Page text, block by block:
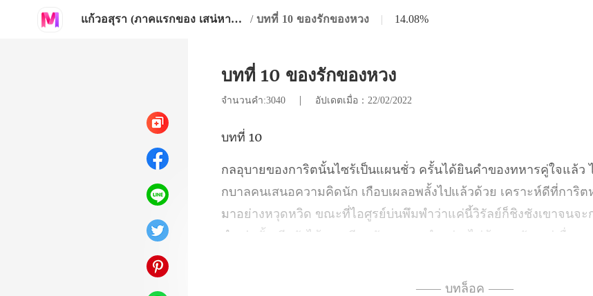
แก้วอสุรา (ภาคแรกของ เสน่หากุมภัณฑ์) / บทที่ 10 ของรักของหวง | 14.08%
บทที่ 10 ของรักของหวง
จำนวนคำ:3040 | อัปเดตเมื่อ：22/02/2022
ที
ลั้งไปแล้วด้วย เคราะห์ดีที่การิ
มาอย่างหวุดหวิด ขณะที่ไอศูรย์บ่นพึมพำว่าแค่นี้วิรัลย์ก็ชิงชังเ
—— บทล็อค ——